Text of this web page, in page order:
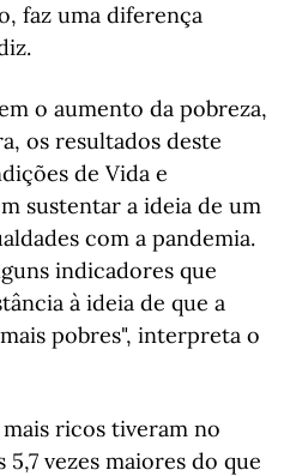
faz uma diferença
o aumento da pobreza,
os resultados deste
de Vida e
sustentar a ideia de um
com a pandemia.
indicadores que
à ideia de que a
pobres", interpreta o
ricos tiveram no
vezes maiores do que